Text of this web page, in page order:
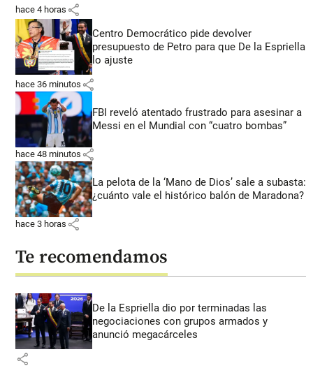
hace 4 horas share
Centro Democrático pide devolver
presupuesto de Petro para que De la Espriella
lo ajuste
hace 36 minutos share
FBI reveló atentado frustrado para asesinar a
Messi en el Mundial con “cuatro bombas”
hace 48 minutos share
La pelota de la ‘Mano de Dios’ sale a subasta:
¿cuánto vale el histórico balón de Maradona?
hace 3 horas share
Te recomendamos
De la Espriella dio por terminadas las
negociaciones con grupos armados y
anunció megacárceles
share